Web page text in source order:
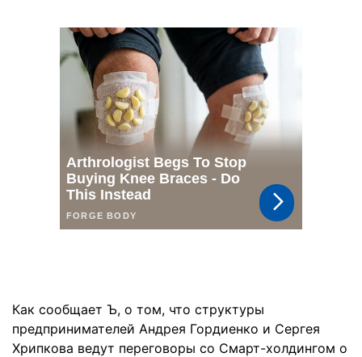
Как сообщает Ъ, о том, что структуры
предпринимателей Андрея Гордиенко и Сергея
Хрипкова ведут переговоры со Смарт-холдингом о